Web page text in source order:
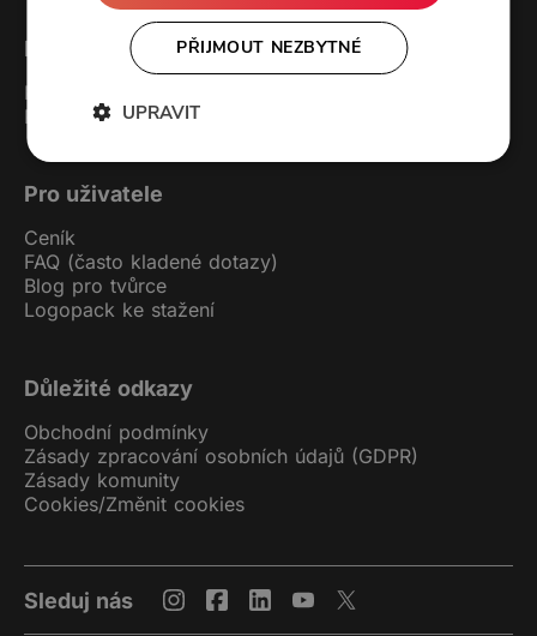
Forendors
Kontakt
Podcast studio
Pro uživatele
Ceník
FAQ (často kladené dotazy)
Blog pro tvůrce
Logopack ke stažení
Důležité odkazy
Obchodní podmínky
Zásady zpracování osobních údajů (GDPR)
Zásady komunity
Cookies/Změnit cookies
Sleduj nás
PŘIJMOUT NEZBYTNÉ
UPRAVIT